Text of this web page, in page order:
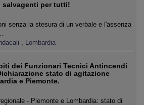
salvagenti per tutti!
senza la stesura di un verbale e l'assenza
, Lombardia
dei Funzionari Tecnici Antincendi
stato di agitazione
e Piemonte.
- Piemonte e Lombardia: stato di